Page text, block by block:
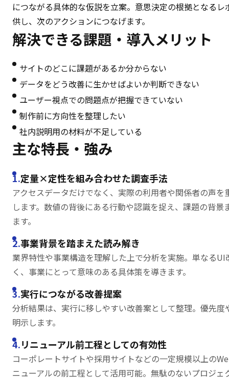
につながる具体的な仮説を立案。意思決定の根拠となるレ
供し、次のアクションにつなげます。
解決できる課題・ 導入メリット
サイトのどこに課題があるか分からない
データをどう改善に生かせばよいか判断できない
ユーザー視点での問題点が把握できていない
制作前に方向性を整理したい
社内説明用の材料が不足している
主な特長・強み
定量×定性を組み合わせた調査手法
アクセスデータだけでなく、実際の利用者や関係者の声を
します。数値の背後にある行動や認識を捉え、課題の背景
ます。
事業背景を踏まえた読み解き
業界特性や事業構造を理解した上で分析を実施。単なるUI
く、事業にとって意味のある具体策を導きます。
実行につながる改善提案
分析結果は、実行に移しやすい改善案として整理。優先度
明示します。
リニューアル前工程としての有効性
コーポレートサイトや採用サイトなどの一定規模以上の
ニューアルの前工程として活用可能。無駄のないプロジェ